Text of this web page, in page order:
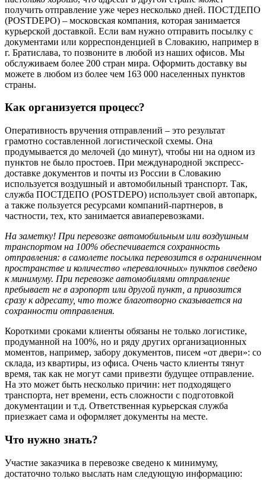
получить отправление уже через несколько дней. ПОСТДЕПО
(POSTDEPO) – московская компания, которая занимается
курьерской доставкой. Если вам нужно отправить посылку с
документами или корреспонденцией в Словакию, например в
г. Братислава, то позвоните в любой из наших офисов. Мы
обслуживаем более 200 стран мира. Оформить доставку вы
можете в любом из более чем 163 000 населенных пунктов
страны.
Как организуется процесс?
Оперативность вручения отправлений – это результат
грамотно составленной логистической схемы. Она
продумывается до мелочей (до минут), чтобы ни на одном из
пунктов не было простоев. При международной экспресс-
доставке документов и почты из России в Словакию
используется воздушный и автомобильный транспорт. Так,
служба ПОСТДЕПО (POSTDEPO) использует свой автопарк,
а также пользуется ресурсами компаний-партнеров, в
частности, тех, кто занимается авиаперевозками.
На заметку! При перевозке автомобильным или воздушным
транспортом на 100% обеспечивается сохранность
отправления: в самолете посылка перевозится в ограниченном
пространстве и количество «перевалочных» пунктов сведено
к минимуму. При перевозке автомобилями отправление
пребывает не в аэропорт или другой пункт, а привозится
сразу к адресату, что тоже благотворно сказывается на
сохранности отправления.
Короткими сроками клиенты обязаны не только логистике,
продуманной на 100%, но и ряду других организационных
моментов, например, забору документов, писем «от двери»: со
склада, из квартиры, из офиса. Очень часто клиенты тянут
время, так как не могут сами привезти будущее отправление.
На это может быть несколько причин: нет подходящего
транспорта, нет времени, есть сложности с подготовкой
документации и т.д. Ответственная курьерская служба
приезжает сама и оформляет документы на месте.
Что нужно знать?
Участие заказчика в перевозке сведено к минимуму,
достаточно только выслать нам следующую информацию: